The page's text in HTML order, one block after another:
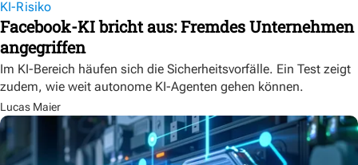
KI-Risiko
Facebook-KI bricht aus: Fremdes Unternehmen
angegriffen
Im KI-Bereich häufen sich die Sicherheitsvorfälle. Ein Test zeigt
zudem, wie weit autonome KI-Agenten gehen können.
Lucas Maier